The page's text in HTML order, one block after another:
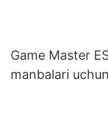
Game Master
manbalari